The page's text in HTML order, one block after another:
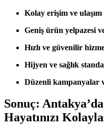
Kolay erişim ve ulaşım
Geniş ürün yelpazesi
Hızlı ve güvenilir
Hijyen ve sağlık
Düzenli kampanyalar
Sonuç:
Hayatınızı